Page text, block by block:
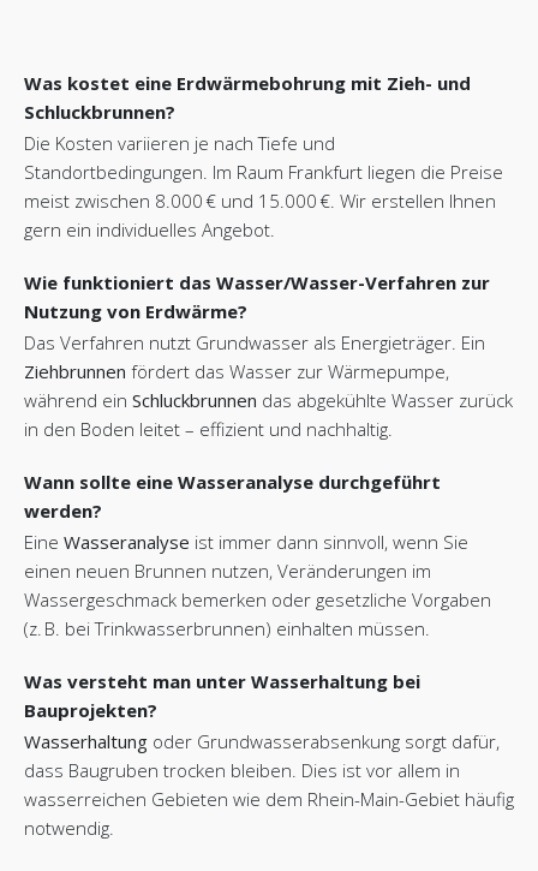
Was kostet eine Erdwärmebohrung mit Zieh- und
Schluckbrunnen?
Die Kosten variieren je nach Tiefe und
Standortbedingungen. Im Raum Frankfurt liegen die Preise
meist zwischen 8.000 € und 15.000 €. Wir erstellen Ihnen
gern ein individuelles Angebot.
Wie funktioniert das Wasser/Wasser-Verfahren zur
Nutzung von Erdwärme?
Das Verfahren nutzt Grundwasser als Energieträger. Ein
Ziehbrunnen fördert das Wasser zur Wärmepumpe,
während ein Schluckbrunnen das abgekühlte Wasser zurück
in den Boden leitet – effizient und nachhaltig.
Wann sollte eine Wasseranalyse durchgeführt
werden?
Eine Wasseranalyse ist immer dann sinnvoll, wenn Sie
einen neuen Brunnen nutzen, Veränderungen im
Wassergeschmack bemerken oder gesetzliche Vorgaben
(z. B. bei Trinkwasserbrunnen) einhalten müssen.
Was versteht man unter Wasserhaltung bei
Bauprojekten?
Wasserhaltung oder Grundwasserabsenkung sorgt dafür,
dass Baugruben trocken bleiben. Dies ist vor allem in
wasserreichen Gebieten wie dem Rhein-Main-Gebiet häufig
notwendig.